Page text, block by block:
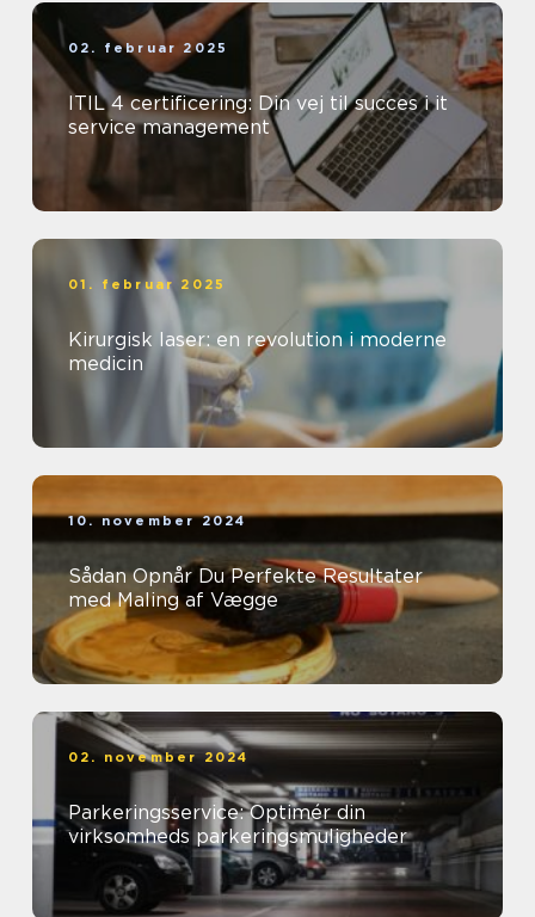
02. februar 2025
ITIL 4 certificering: Din vej til succes i it
service management
01. februar 2025
Kirurgisk laser: en revolution i moderne
medicin
10. november 2024
Sådan Opnår Du Perfekte Resultater
med Maling af Vægge
02. november 2024
Parkeringsservice: Optimér din
virksomheds parkeringsmuligheder